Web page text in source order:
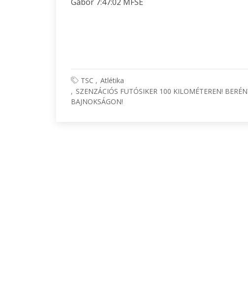
Gábor 7:47:02 MFSE
TSC
Atlétika
SZENZÁCIÓS FUTÓSIKER 100 KILOMÉTEREN!
BAJNOKSÁGON!